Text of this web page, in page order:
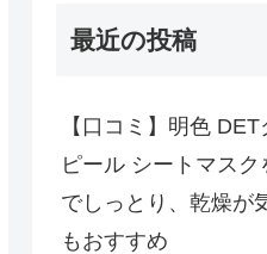
最近の投稿
【口コミ】明色
ピール シートマス
でしっとり、乾燥が
もおすすめ